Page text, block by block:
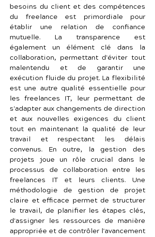
besoins du client et des compétences
du freelance est primordiale pour
établir une relation de confiance
mutuelle. La transparence est
également un élément clé dans la
collaboration, permettant d'éviter tout
malentendu et de garantir une
exécution fluide du projet. La flexibilité
est une autre qualité essentielle pour
les freelances IT, leur permettant de
s'adapter aux changements de direction
et aux nouvelles exigences du client
tout en maintenant la qualité de leur
travail et respectant les délais
convenus. En outre, la gestion des
projets joue un rôle crucial dans le
processus de collaboration entre les
freelances IT et leurs clients. Une
méthodologie de gestion de projet
claire et efficace permet de structurer
le travail, de planifier les étapes clés,
d'assigner les ressources de manière
appropriée et de contrôler l'avancement